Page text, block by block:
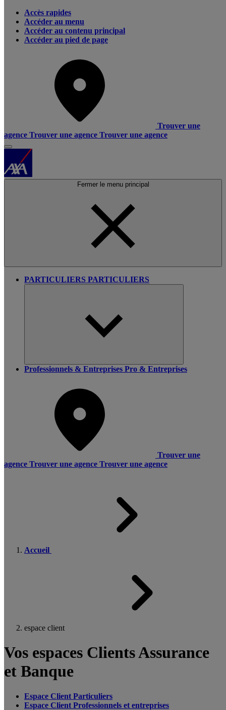
Accès rapides
Accéder au menu
Accéder au contenu principal
Accéder au pied de page
Trouver une
agence Trouver une agence Trouver une agence
Fermer le menu principal
PARTICULIERS PARTICULIERS
Professionnels & Entreprises Pro & Entreprises
Trouver une
agence Trouver une agence Trouver une agence
Accueil
espace client
Vos espaces Clients Assurance
et Banque
Espace Client Particuliers
Espace Client Professionnels et entreprises